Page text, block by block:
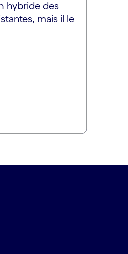
hybride des
mais il le